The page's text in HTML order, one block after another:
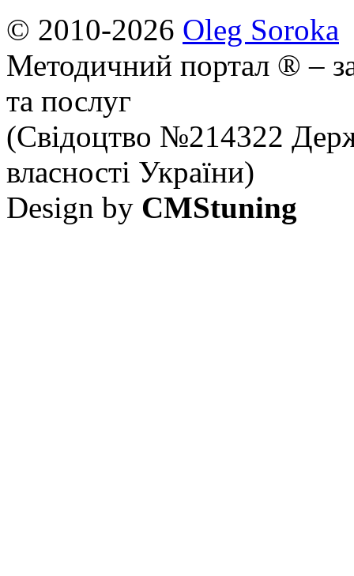
© 2010-2026 Oleg Soroka
Методичний портал ® –
та послуг
(Свідоцтво №214322
власності України)
Design by CMStuning